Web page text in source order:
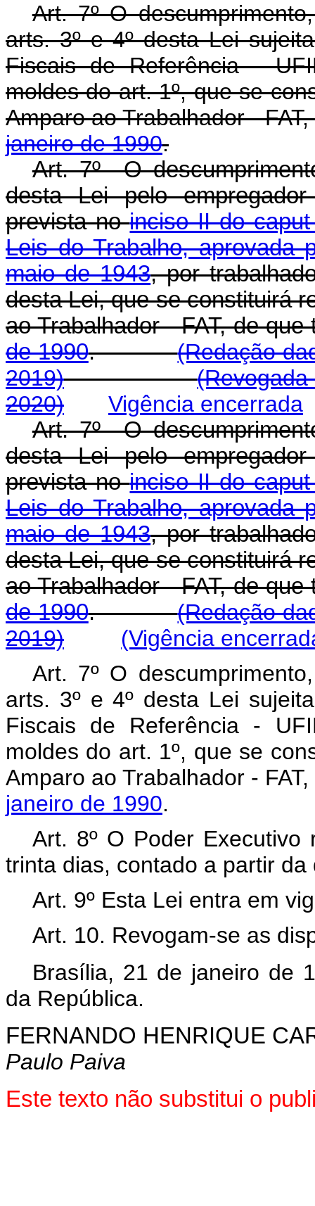
Art. 7º O
arts. 3º e 4º desta Lei
Fiscais de Referência -
moldes do art. 1º, que se
Amparo ao Trabalhador -
janeiro de 1990.
Art. 7º O
desta Lei pelo
prevista noinciso II do
Leis do Trabalho, aprovada
maio de 1943, por
desta Lei, que se constituirá
ao Trabalhador - FAT, de
de 1990.(Redação
2019)
2020)
Vigência encerrada
Art. 7º O
desta Lei pelo
prevista noinciso II do
Leis do Trabalho, aprovada
maio de 1943, por
desta Lei, que se constituirá
ao Trabalhador - FAT, de
de 1990.(Redação
2019)
(Vigência
Art. 7º O
arts. 3º e 4º desta Lei
Fiscais de Referência -
moldes do art. 1º, que se
Amparo ao Trabalhador -
janeiro de 1990.
Art. 8º O Poder
trinta dias, contado a partir
Art. 9º Esta Lei entra em
Art. 10. Revogam-se as
Brasília, 21 de janeiro de
da República.
FERNANDO HENRIQUE
Paulo Paiva
Este texto não substitui o